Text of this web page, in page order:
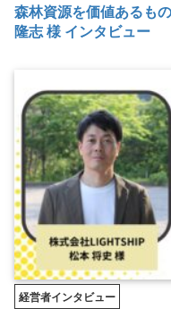
森林資源を価値あるも
隆志 様 インタビュー
経営者インタビュー